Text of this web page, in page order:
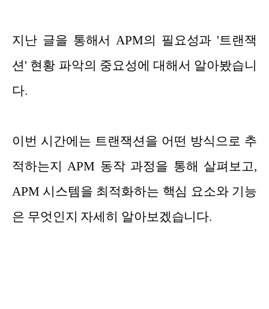
지난 글을 통해서 APM의 필요성과 '트랜잭
션' 현황 파악의 중요성에 대해서 알아봤습니
다.
이번 시간에는 트랜잭션을 어떤 방식으로 추
적하는지 APM 동작 과정을 통해 살펴보고,
APM 시스템을 최적화하는 핵심 요소와 기능
은 무엇인지 자세히 알아보겠습니다.